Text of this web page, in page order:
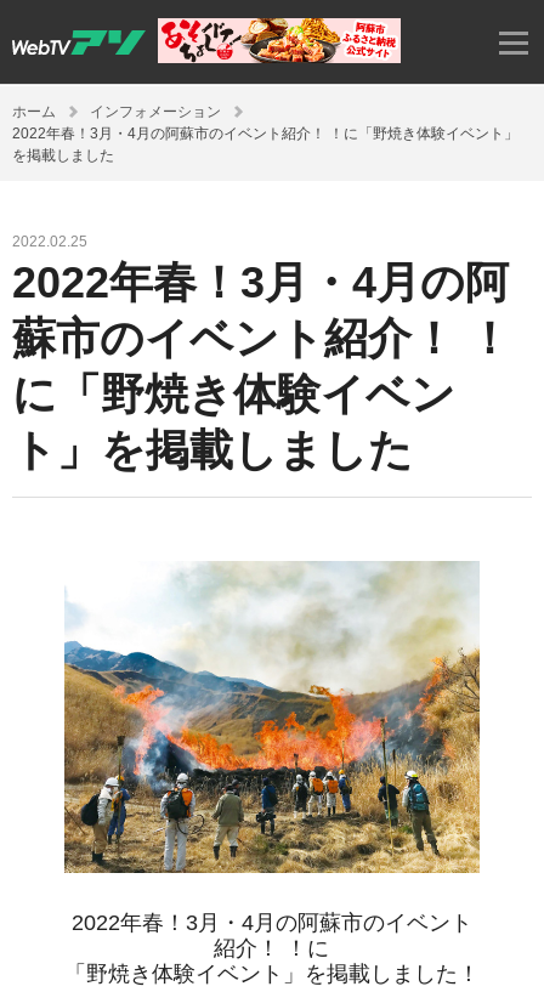
ホーム
インフォメーション
2022年春！3月・4月の阿蘇市のイベント紹介！ ！に「野焼き体験イベント」
を掲載しました
2022.02.25
2022年春！3月・4月の阿
蘇市のイベント紹介！ ！
に「野焼き体験イベン
ト」を掲載しました
2022年春！3月・4月の阿蘇市のイベント
紹介！ ！に
「野焼き体験イベント」を掲載しました！